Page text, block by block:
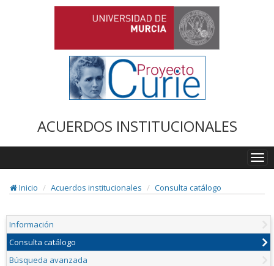
ACUERDOS INSTITUCIONALES
Inicio
Acuerdos institucionales Consulta catálogo
Información
Consulta catálogo
Búsqueda avanzada